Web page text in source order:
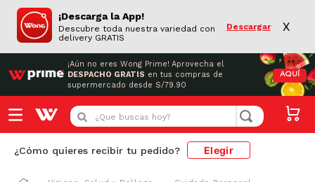
¡Descarga la App!
Descubre toda nuestra variedad con
delivery GRATIS
Descargar X
¡Aún no eres Wong Prime! Aprovecha el
DESPACHO GRATIS en tus compras de
supermercado desde S/79.90
AQUÍ
¿Que buscas hoy?
¿Cómo quieres recibir tu pedido? Elegir